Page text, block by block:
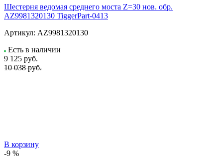
Шестерня ведомая среднего моста Z=30 нов. обр.
AZ9981320130 TiggerPart-0413
Артикул: AZ9981320130
Есть в наличии
9 125 руб.
10 038 руб.
В корзину
-9 %